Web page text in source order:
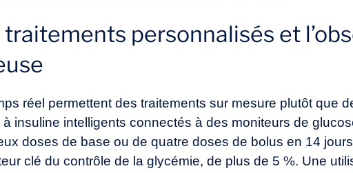
personnalisés et
réel permettent des traitements sur mesure plutôt que
insuline intelligents connectés à des moniteurs de
doses de base ou de quatre doses de bolus en 14
clé du contrôle de la glycémie, de plus de 5 %. Une